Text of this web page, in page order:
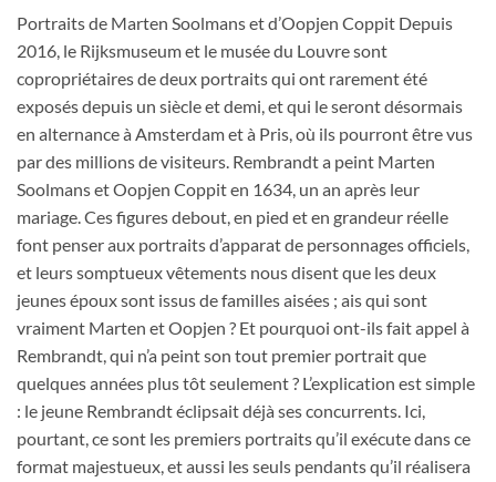
Portraits de Marten Soolmans et d’Oopjen Coppit Depuis
2016, le Rijksmuseum et le musée du Louvre sont
copropriétaires de deux portraits qui ont rarement été
exposés depuis un siècle et demi, et qui le seront désormais
en alternance à Amsterdam et à Pris, où ils pourront être vus
par des millions de visiteurs. Rembrandt a peint Marten
Soolmans et Oopjen Coppit en 1634, un an après leur
mariage. Ces figures debout, en pied et en grandeur réelle
font penser aux portraits d’apparat de personnages officiels,
et leurs somptueux vêtements nous disent que les deux
jeunes époux sont issus de familles aisées ; ais qui sont
vraiment Marten et Oopjen ? Et pourquoi ont-ils fait appel à
Rembrandt, qui n’a peint son tout premier portrait que
quelques années plus tôt seulement ? L’explication est simple
: le jeune Rembrandt éclipsait déjà ses concurrents. Ici,
pourtant, ce sont les premiers portraits qu’il exécute dans ce
format majestueux, et aussi les seuls pendants qu’il réalisera